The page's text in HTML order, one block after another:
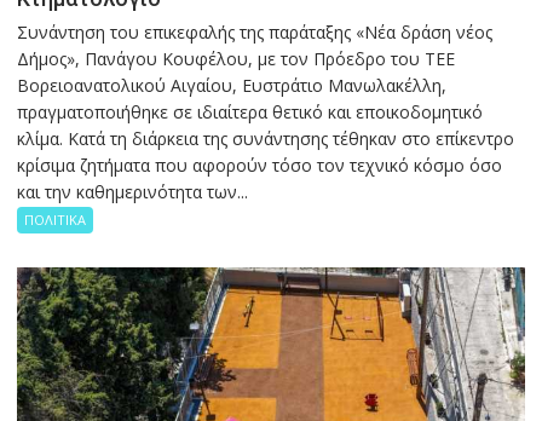
Συνάντηση του επικεφαλής της παράταξης «Νέα δράση νέος
Δήμος», Πανάγου Κουφέλου, με τον Πρόεδρο του ΤΕΕ
Βορειοανατολικού Αιγαίου, Ευστράτιο Μανωλακέλλη,
πραγματοποιήθηκε σε ιδιαίτερα θετικό και εποικοδομητικό
κλίμα. Κατά τη διάρκεια της συνάντησης τέθηκαν στο επίκεντρο
κρίσιμα ζητήματα που αφορούν τόσο τον τεχνικό κόσμο όσο
και την καθημερινότητα των...
ΠΟΛΙΤΙΚΑ